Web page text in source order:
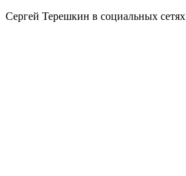
Сергей Терешкин в социальных сетях